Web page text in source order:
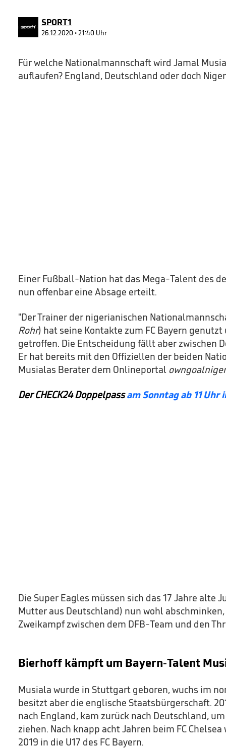
SPORT1
26.12.2020 • 21:40 Uhr
Für welche Nationalmannschaft wird Jamal
auflaufen? England, Deutschland oder doch
Einer Fußball-Nation hat das Mega-Talent des
nun offenbar eine Absage erteilt.
"Der Trainer der nigerianischen
Rohr) hat seine Kontakte zum FC Bayern
getroffen. Die Entscheidung fällt aber zwischen
Er hat bereits mit den Offiziellen der beiden
Musialas Berater dem Onlineportal
Der CHECK24 Doppelpassam Sonntag ab 11 Uhr
Die Super Eagles müssen sich das 17 Jahre alte
Mutter aus Deutschland) nun wohl
Zweikampf zwischen dem DFB-Team und den
Bierhoff kämpft um Bayern-Talent
Musiala wurde in Stuttgart geboren, wuchs im
besitzt aber die englische Staatsbürgerschaft.
nach England, kam zurück nach Deutschland,
ziehen. Nach knapp acht Jahren beim FC
2019 in die U17 des FC Bayern.